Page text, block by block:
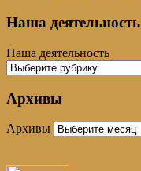
Наша деятельность
Наша деятельность
Архивы
Архивы